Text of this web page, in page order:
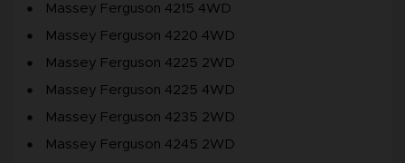
Massey Ferguson 4215 4WD
Massey Ferguson 4220 4WD
Massey Ferguson 4225 2WD
Massey Ferguson 4225 4WD
Massey Ferguson 4235 2WD
Massey Ferguson 4245 2WD